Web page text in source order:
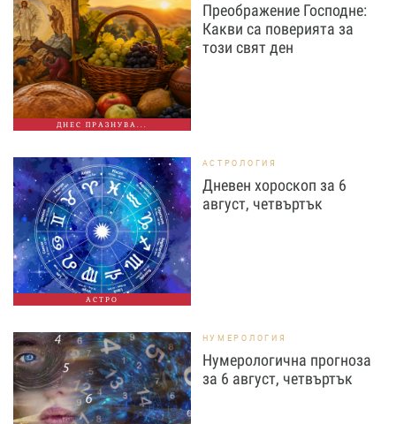
ДНЕС ПРАЗНУВА...
Преображение Господне:
Какви са поверията за
този свят ден
АСТРО
АСТРОЛОГИЯ
Дневен хороскоп за 6
август, четвъртък
НУМЕРОЛОГИЯ
Нумерологична прогноза
за 6 август, четвъртък